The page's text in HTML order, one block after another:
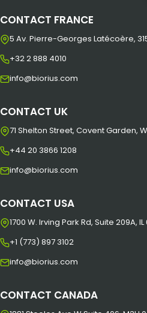
CONTACT FRANCE
5 Av. Pierre-Georges Latécoère,
+32 2 888 4010
info@biorius.com
CONTACT UK
71 Shelton Street, Covent Garden,
+44 20 3866 1208
info@biorius.com
CONTACT USA
1700 W. Irving Park Rd, Suite 209A,
+1 (773) 897 3102
info@biorius.com
CONTACT CANADA